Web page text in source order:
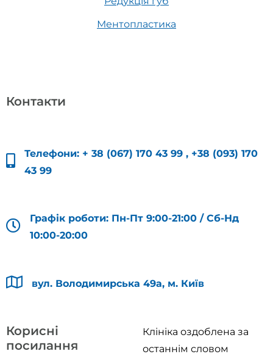
Ментопластика
Контакти
Телефони: + 38 (067) 170 43 99 , +38 (093) 170
43 99
Графік роботи: Пн-Пт 9:00-21:00 / Сб-Нд
10:00-20:00
вул. Володимирська 49а, м. Київ
Корисні
посилання
Клініка оздоблена за
останнім словом